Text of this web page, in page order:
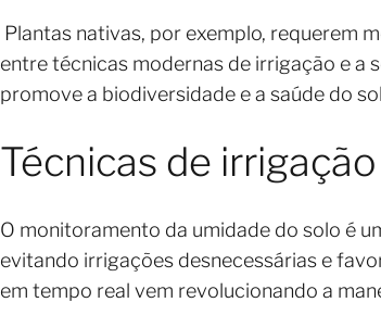
Plantas nativas, por exemplo, requerem
entre técnicas modernas de irrigação e a
promove a biodiversidade e a saúde do
Técnicas de irrigação
O monitoramento da umidade do solo é
evitando irrigações desnecessárias e
em tempo real vem revolucionando a